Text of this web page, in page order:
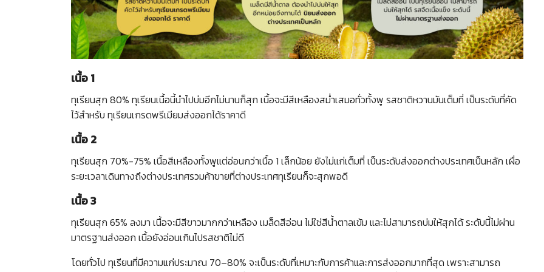
เนื้อ 1
ทุเรียนสุก 80% ทุเรียนเนื้อนี้นำไปบ่มอีกไม่นานก็สุก เนื้อจะมีสีเหลืองสม่ำเสมอทั่วทั้งพู รสชาติหวานมันเต็มที่ เป็นระดับที่คัด
ไว้สำหรับ ทุเรียนเกรดพรีเมียมส่งออกได้ราคาดี
เนื้อ 2
ทุเรียนสุก 70%-75% เนื้อสีเหลืองทั้งพูแต่อ่อนกว่าเนื้อ 1 เล็กน้อย ยังไม่แก่เต็มที่ เป็นระดับส่งออกต่างประเทศเป็นหลัก เผื่อ
ระยะเวลาเดินทางถึงต่างประเทศรวมค้าขายที่ต่างประเทศทุเรียนก็จะสุกพอดี
เนื้อ 3
ทุเรียนสุก 65% ลงมา เนื้อจะมีสีขาวมากกว่าเหลือง เมล็ดสีอ่อน ไม่ใช่สีน้ำตาลเข้ม และไม่สามารถบ่มให้สุกได้ ระดับนี้ไม่ผ่าน
มาตรฐานส่งออก เนื้อยังอ่อนเกินไปรสชาติไม่ดี
โดยทั่วไป ทุเรียนที่มีความแก่ประมาณ 70–80% จะเป็นระดับที่เหมาะกับการค้าและการส่งออกมากที่สุด เพราะสามารถ